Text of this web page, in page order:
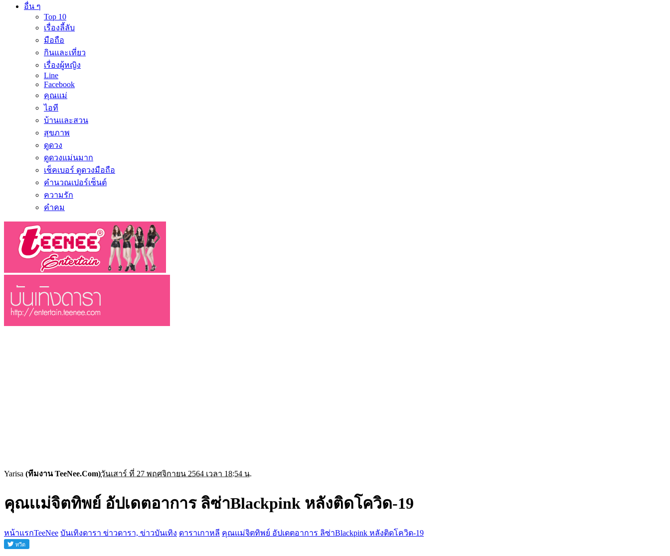
อื่น ๆ
Top 10
เรื่องลี้ลับ
มือถือ
กินและเที่ยว
เรื่องผู้หญิง
Line
Facebook
คุณแม่
ไอที
บ้านและสวน
สุขภาพ
ดูดวง
ดูดวงแม่นมาก
เช็คเบอร์ ดูดวงมือถือ
คำนวณเปอร์เซ็นต์
ความรัก
คำคม
Yarisa (ทีมงาน TeeNee.Com)วันเสาร์ ที่ 27 พฤศจิกายน 2564 เวลา 18:54 น.
คุณเเม่จิตทิพย์ อัปเดตอาการ ลิซ่าBlackpink หลังติดโควิด-19
หน้าแรกTeeNee บันเทิงดารา ข่าวดารา, ข่าวบันเทิง ดาราเกาหลี คุณเเม่จิตทิพย์ อัปเดตอาการ ลิซ่าBlackpink หลังติดโควิด-19